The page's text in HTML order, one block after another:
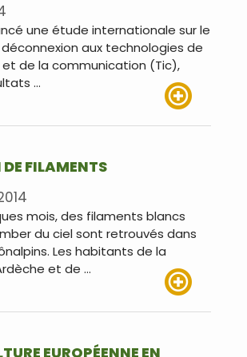
une étude internationale sur le
aux technologies de
et de la communication (Tic),
…
FILAMENTS
mois, des filaments blancs
du ciel sont retrouvés dans
Les habitants de la
et de …
EUROPÉENNE EN